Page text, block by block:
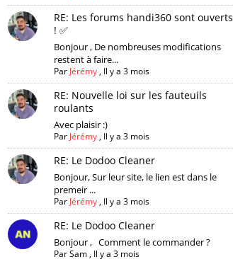
RE: Les forums handi360 sont ouverts
! ✅
Bonjour , De nombreuses modifications
restent à faire...
Par Jérémy, Il y a 3 mois
RE: Nouvelle loi sur les fauteuils
roulants
Avec plaisir :)
Par Jérémy, Il y a 3 mois
RE: Le Dodoo Cleaner
Bonjour, Sur leur site, le lien est dans le
premeir ...
Par Jérémy, Il y a 3 mois
RE: Le Dodoo Cleaner
Bonjour , Comment le commander ?
ParSam, Il y a 3 mois